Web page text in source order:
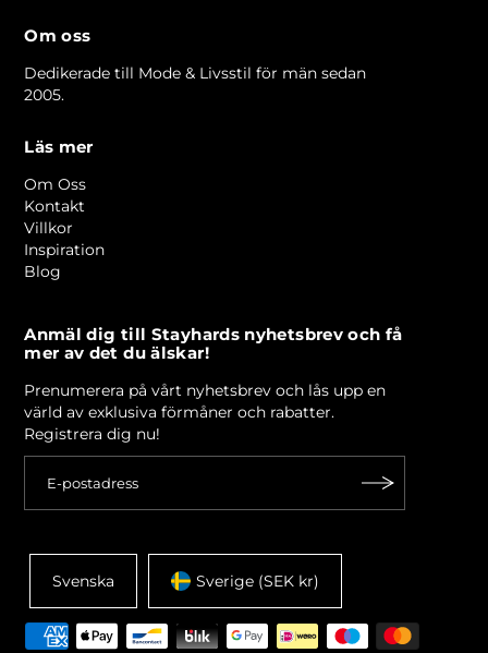
Om oss
Dedikerade till Mode & Livsstil för män sedan
2005.
Läs mer
Om Oss
Kontakt
Villkor
Inspiration
Blog
Anmäl dig till Stayhards nyhetsbrev och få
mer av det du älskar!
Prenumerera på vårt nyhetsbrev och lås upp en
värld av exklusiva förmåner och rabatter.
Registrera dig nu!
Svenska Sverige (SEK kr)